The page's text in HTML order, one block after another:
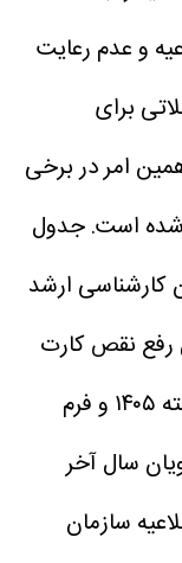
و عدم رعایت
برای
امر در برخی
شده است.جدول
کارشناسی ارشد
آدرس محل رفع نقص کارت
شرکت درآزمون کارشناسی ارشد ناپیوسته ۱۴۰۵ و فرم
سال آخر
سال ۱۴۰۵ در اطلاعیه سازمان